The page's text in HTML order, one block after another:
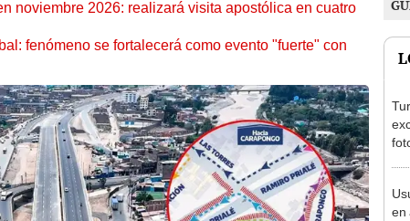
noviembre 2026: realizará visita apostólica en cuatro
fenómeno se fortalecerá como evento "fuerte" con
en